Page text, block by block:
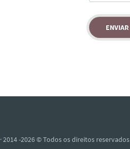
· 2014 -2026 © Todos os direitos reservados